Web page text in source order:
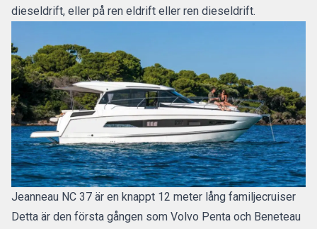
dieseldrift, eller på ren eldrift eller ren dieseldrift.
Jeanneau NC 37 är en knappt 12 meter lång familjecruiser
Detta är den första gången som Volvo Penta och Beneteau